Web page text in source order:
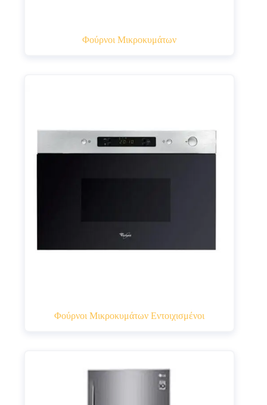
Φούρνοι Μικροκυμάτων
Φούρνοι Μικροκυμάτων Εντοιχισμένοι